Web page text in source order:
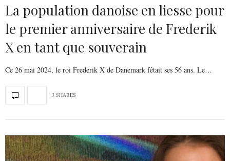
La population danoise en liesse pour
le premier anniversaire de Frederik
X en tant que souverain
Ce 26 mai 2024, le roi Frederik X de Danemark fêtait ses 56 ans. Le…
3 SHARES